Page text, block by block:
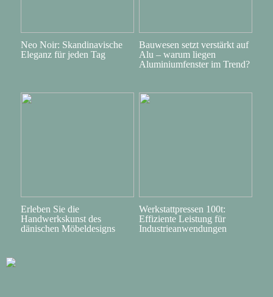
Neo Noir: Skandinavische
Eleganz für jeden Tag
Bauwesen setzt verstärkt auf
Alu – warum liegen
Aluminiumfenster im Trend?
Erleben Sie die
Handwerkskunst des
dänischen Möbeldesigns
Werkstattpressen 100t:
Effiziente Leistung für
Industrieanwendungen